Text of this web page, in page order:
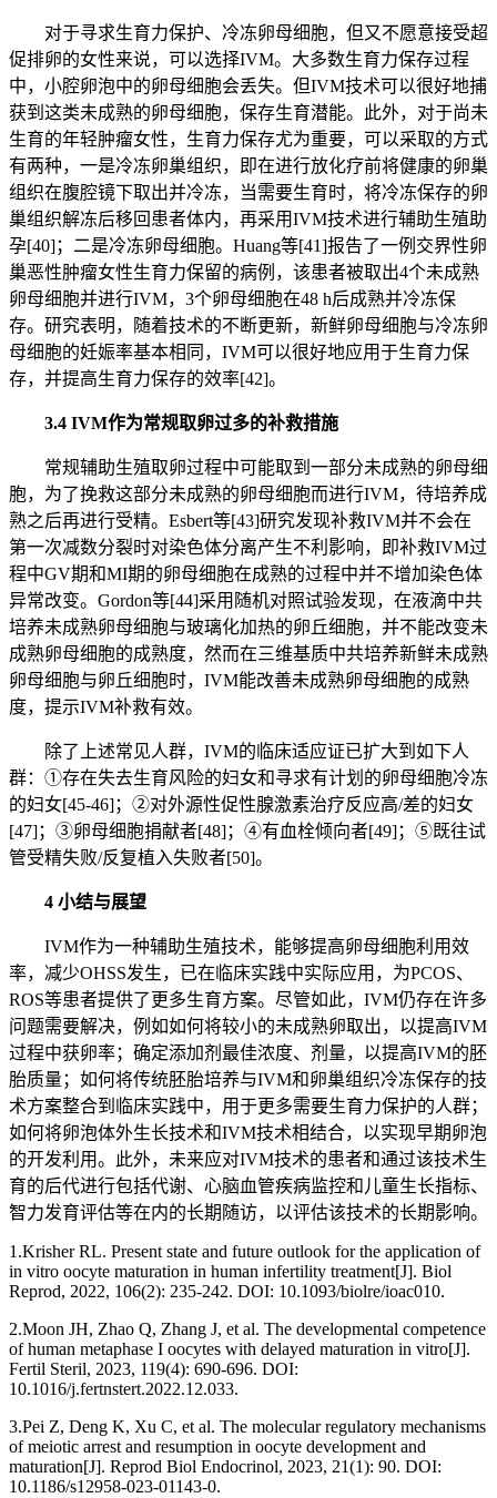
对于寻求生育力保护、冷冻卵母细胞，但又不愿意接受超
促排卵的女性来说，可以选择IVM。大多数生育力保存过程
中，小腔卵泡中的卵母细胞会丢失。但IVM技术可以很好地捕
获到这类未成熟的卵母细胞，保存生育潜能。此外，对于尚未
生育的年轻肿瘤女性，生育力保存尤为重要，可以采取的方式
有两种，一是冷冻卵巢组织，即在进行放化疗前将健康的卵巢
组织在腹腔镜下取出并冷冻，当需要生育时，将冷冻保存的卵
巢组织解冻后移回患者体内，再采用IVM技术进行辅助生殖助
孕[40]；二是冷冻卵母细胞。Huang等[41]报告了一例交界性卵
巢恶性肿瘤女性生育力保留的病例，该患者被取出4个未成熟
卵母细胞并进行IVM，3个卵母细胞在48 h后成熟并冷冻保
存。研究表明，随着技术的不断更新，新鲜卵母细胞与冷冻卵
母细胞的妊娠率基本相同，IVM可以很好地应用于生育力保
存，并提高生育力保存的效率[42]。
3.4 IVM作为常规取卵过多的补救措施
常规辅助生殖取卵过程中可能取到一部分未成熟的卵母细
胞，为了挽救这部分未成熟的卵母细胞而进行IVM，待培养成
熟之后再进行受精。Esbert等[43]研究发现补救IVM并不会在
第一次减数分裂时对染色体分离产生不利影响，即补救IVM过
程中GV期和MI期的卵母细胞在成熟的过程中并不增加染色体
异常改变。Gordon等[44]采用随机对照试验发现，在液滴中共
培养未成熟卵母细胞与玻璃化加热的卵丘细胞，并不能改变未
成熟卵母细胞的成熟度，然而在三维基质中共培养新鲜未成熟
卵母细胞与卵丘细胞时，IVM能改善未成熟卵母细胞的成熟
度，提示IVM补救有效。
除了上述常见人群，IVM的临床适应证已扩大到如下人
群：①存在失去生育风险的妇女和寻求有计划的卵母细胞冷冻
的妇女[45-46]；②对外源性促性腺激素治疗反应高/差的妇女
[47]；③卵母细胞捐献者[48]；④有血栓倾向者[49]；⑤既往试
管受精失败/反复植入失败者[50]。
4 小结与展望
IVM作为一种辅助生殖技术，能够提高卵母细胞利用效
率，减少OHSS发生，已在临床实践中实际应用，为PCOS、
ROS等患者提供了更多生育方案。尽管如此，IVM仍存在许多
问题需要解决，例如如何将较小的未成熟卵取出，以提高IVM
过程中获卵率；确定添加剂最佳浓度、剂量，以提高IVM的胚
胎质量；如何将传统胚胎培养与IVM和卵巢组织冷冻保存的技
术方案整合到临床实践中，用于更多需要生育力保护的人群；
如何将卵泡体外生长技术和IVM技术相结合，以实现早期卵泡
的开发利用。此外，未来应对IVM技术的患者和通过该技术生
育的后代进行包括代谢、心脑血管疾病监控和儿童生长指标、
智力发育评估等在内的长期随访，以评估该技术的长期影响。
1.Krisher RL. Present state and future outlook for the application of
in vitro oocyte maturation in human infertility treatment[J]. Biol
Reprod, 2022, 106(2): 235-242. DOI: 10.1093/biolre/ioac010.
2.Moon JH, Zhao Q, Zhang J, et al. The developmental competence
of human metaphase I oocytes with delayed maturation in vitro[J].
Fertil Steril, 2023, 119(4): 690-696. DOI:
10.1016/j.fertnstert.2022.12.033.
3.Pei Z, Deng K, Xu C, et al. The molecular regulatory mechanisms
of meiotic arrest and resumption in oocyte development and
maturation[J]. Reprod Biol Endocrinol, 2023, 21(1): 90. DOI:
10.1186/s12958-023-01143-0.